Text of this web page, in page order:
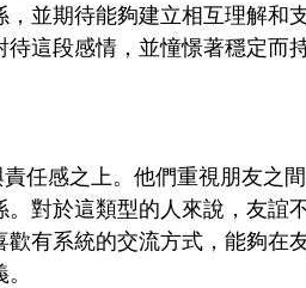
並期待能夠建立相互理解和
這段感情，並憧憬著穩定而持
任感之上。他們重視朋友之
對於這類型的人來說，友誼
有系統的交流方式，能夠在